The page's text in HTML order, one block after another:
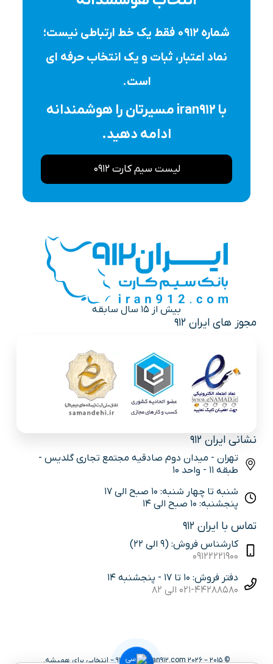
شماره ۰۹۱۲ فقط یک خط ارتباطی نیست؛
نماد اعتبار، ثبات و یک انتخاب حرفه ای
است.
با iran912 مسیرتان را هوشمندانه
ادامه دهید.
لیست سیم کارت 0912
بیش از 15 سال سابقه
نشانی ایران 912
تهران - میدان دوم صادقیه مجتمع تجاری گلدیس -
طبقه 11 - واحد 10
شنبه تا چهار شنبه: 10 صبح الی 17
پنجشنبه: 10 صبح الی 14
تماس با ایران 912
کارشناس فروش: (9 الی 22)
09122221900
دفتر فروش: 10 تا 17 - پنجشنبه 14
021-44288580 الی 82
مجوز های ایران 912
© 2015 – 2026 iran912.com | ایران 912 – انتخابی برای همیشه.